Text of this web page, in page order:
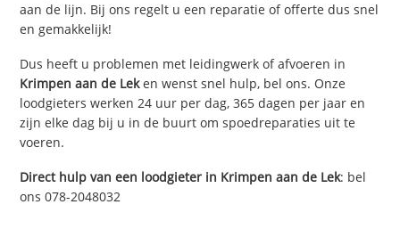
aan de lijn. Bij ons regelt u een reparatie of offerte dus snel
en gemakkelijk!
Dus heeft u problemen met leidingwerk of afvoeren in
Krimpen aan de Leken wenst snel hulp, bel ons. Onze
loodgieters werken 24 uur per dag, 365 dagen per jaar en
zijn elke dag bij u in de buurt om spoedreparaties uit te
voeren.
Direct hulp van een loodgieter in Krimpen aan de Lek: bel
ons 078-2048032